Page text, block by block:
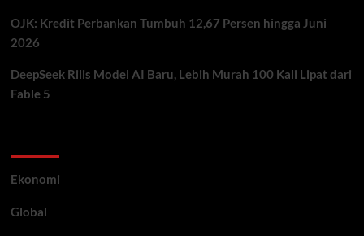
OJK: Kredit Perbankan Tumbuh 12,67 Persen hingga Juni
2026
DeepSeek Rilis Model AI Baru, Lebih Murah 100 Kali Lipat dari
Fable 5
Ekonomi
Global